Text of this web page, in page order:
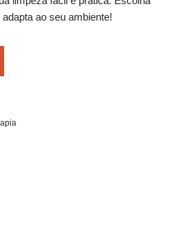
ao seu ambiente!